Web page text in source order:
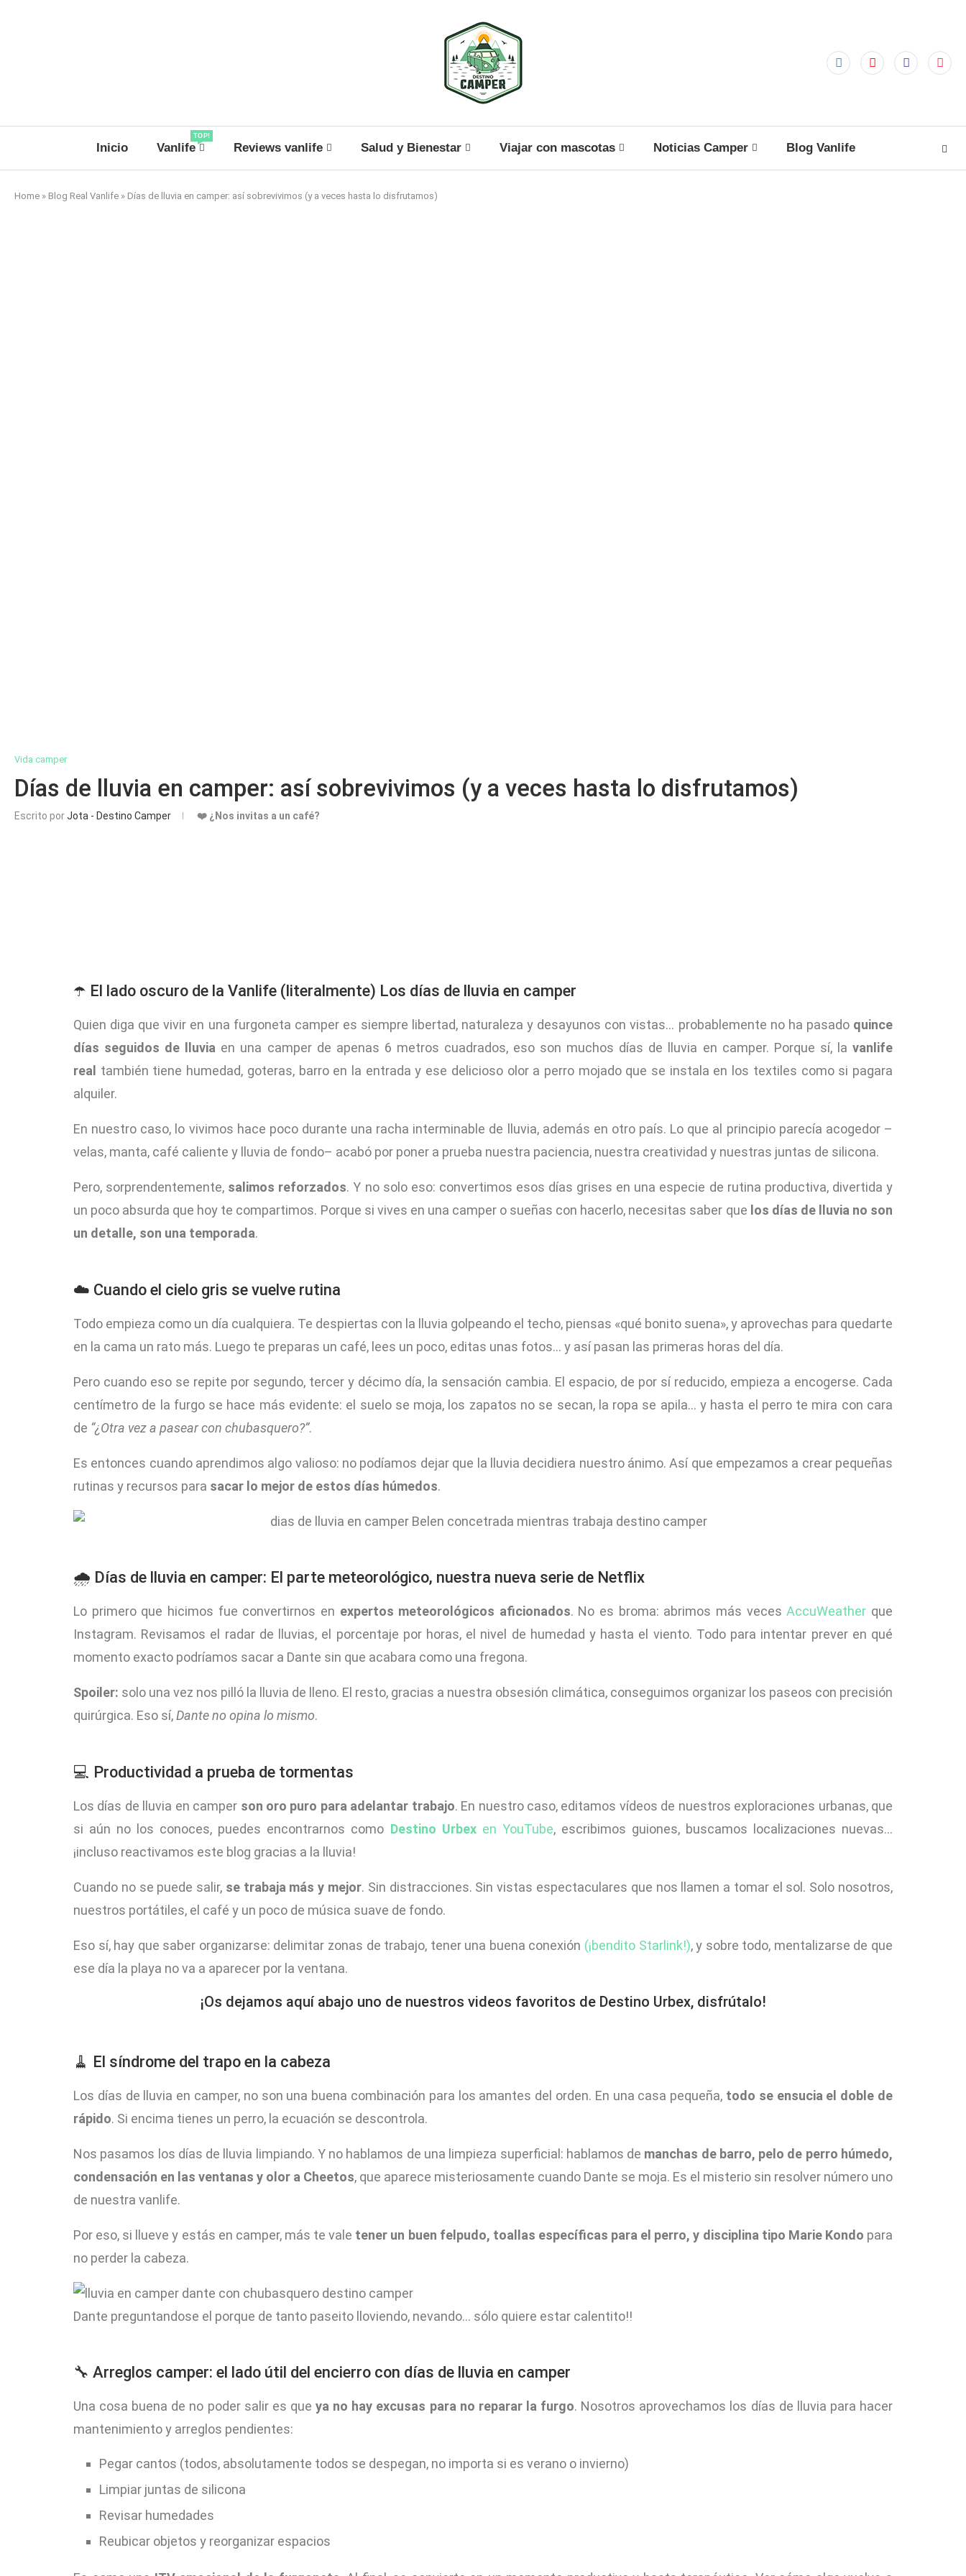
Inicio Vanlife
TOP!
Reviews vanlife Salud y Bienestar Viajar con mascotas Noticias Camper Blog Vanlife
Home » Blog Real Vanlife » Días de lluvia en camper: así sobrevivimos (y a veces hasta lo disfrutamos)
Vida camper
Días de lluvia en camper: así sobrevivimos (y a veces hasta lo disfrutamos)
Escrito porJota - Destino Camper ❤️ ¿Nos invitas a un café?
☂️ El lado oscuro de la Vanlife (literalmente) Los días de lluvia en camper
Quien diga que vivir en una furgoneta camper es siempre libertad, naturaleza y desayunos con vistas… probablemente no ha pasado quince
días seguidos de lluvia en una camper de apenas 6 metros cuadrados, eso son muchos días de lluvia en camper. Porque sí, lavanlife
real
también tiene humedad, goteras, barro en la entrada y ese delicioso olor a perro mojado que se instala en los textiles como si pagara
alquiler.
En nuestro caso, lo vivimos hace poco durante una racha interminable de lluvia, además en otro país. Lo que al principio parecía acogedor –
velas, manta, café caliente y lluvia de fondo– acabó por poner a prueba nuestra paciencia, nuestra creatividad y nuestras juntas de silicona.
Pero, sorprendentemente, salimos reforzados. Y no solo eso: convertimos esos días grises en una especie de rutina productiva, divertida y
un poco absurda que hoy te compartimos. Porque si vives en una camper o sueñas con hacerlo, necesitas saber que los días de lluvia no son
un detalle, son una temporada.
☁️ Cuando el cielo gris se vuelve rutina
Todo empieza como un día cualquiera. Te despiertas con la lluvia golpeando el techo, piensas «qué bonito suena», y aprovechas para quedarte
en la cama un rato más. Luego te preparas un café, lees un poco, editas unas fotos… y así pasan las primeras horas del día.
Pero cuando eso se repite por segundo, tercer y décimo día, la sensación cambia. El espacio, de por sí reducido, empieza a encogerse. Cada
centímetro de la furgo se hace más evidente: el suelo se moja, los zapatos no se secan, la ropa se apila… y hasta el perro te mira con cara
de “¿Otra vez a pasear con chubasquero?”.
Es entonces cuando aprendimos algo valioso: no podíamos dejar que la lluvia decidiera nuestro ánimo. Así que empezamos a crear pequeñas
rutinas y recursos para sacar lo mejor de estos días húmedos.
🌧️ Días de lluvia en camper: El parte meteorológico, nuestra nueva serie de Netflix
Lo primero que hicimos fue convertirnos en expertos meteorológicos aficionados. No es broma: abrimos más veces AccuWeather que
Instagram. Revisamos el radar de lluvias, el porcentaje por horas, el nivel de humedad y hasta el viento. Todo para intentar prever en qué
momento exacto podríamos sacar a Dante sin que acabara como una fregona.
Spoiler: solo una vez nos pilló la lluvia de lleno. El resto, gracias a nuestra obsesión climática, conseguimos organizar los paseos con precisión
quirúrgica. Eso sí,Dante no opina lo mismo.
💻 Productividad a prueba de tormentas
Los días de lluvia en camper son oro puro para adelantar trabajo. En nuestro caso, editamos vídeos de nuestros exploraciones urbanas, que
si aún no los conoces, puedes encontrarnos como Destino Urbexen YouTube, escribimos guiones, buscamos localizaciones nuevas…
¡incluso reactivamos este blog gracias a la lluvia!
Cuando no se puede salir, se trabaja más y mejor. Sin distracciones. Sin vistas espectaculares que nos llamen a tomar el sol. Solo nosotros,
nuestros portátiles, el café y un poco de música suave de fondo.
Eso sí, hay que saber organizarse: delimitar zonas de trabajo, tener una buena conexión (¡bendito Starlink!), y sobre todo, mentalizarse de que
ese día la playa no va a aparecer por la ventana.
¡Os dejamos aquí abajo uno de nuestros videos favoritos de Destino Urbex, disfrútalo!
🧹 El síndrome del trapo en la cabeza
Los días de lluvia en camper, no son una buena combinación para los amantes del orden. En una casa pequeña, todo se ensucia el doble de
rápido. Si encima tienes un perro, la ecuación se descontrola.
Nos pasamos los días de lluvia limpiando. Y no hablamos de una limpieza superficial: hablamos de manchas de barro, pelo de perro húmedo,
condensación en las ventanas y olor a Cheetos, que aparece misteriosamente cuando Dante se moja. Es el misterio sin resolver número uno
de nuestra vanlife.
Por eso, si llueve y estás en camper, más te vale tener un buen felpudo, toallas específicas para el perro, y disciplina tipo Marie Kondo para
no perder la cabeza.
Dante preguntandose el porque de tanto paseito lloviendo, nevando… sólo quiere estar calentito!!
🔧 Arreglos camper: el lado útil del encierro con días de lluvia en camper
Una cosa buena de no poder salir es queya no hay excusas para no reparar la furgo. Nosotros aprovechamos los días de lluvia para hacer
mantenimiento y arreglos pendientes:
Pegar cantos (todos, absolutamente todos se despegan, no importa si es verano o invierno)
Limpiar juntas de silicona
Revisar humedades
Reubicar objetos y reorganizar espacios